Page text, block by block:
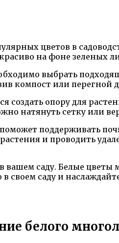
цветов в
на фоне зеленых
выбрать
компост или перегной
создать опору для
натянуть сетку или
поддерживать
и проводить
вашем саду. Белые цветы
саду и
белого